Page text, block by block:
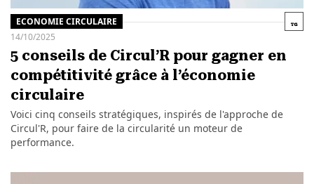
ECONOMIE CIRCULAIRE
14/10/2025
5 conseils de Circul’R pour gagner en
compétitivité grâce à l’économie
circulaire
Voici cinq conseils stratégiques, inspirés de l'approche de
Circul'R, pour faire de la circularité un moteur de
performance.